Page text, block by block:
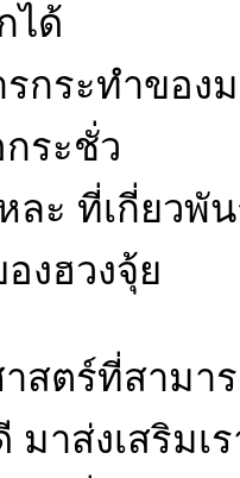
ได้
กระทำของ
ระชั่ว
ละ ที่เกี่ยวพั
งฮวงจุ้ย
สตร์ที่สามา
มาส่งเสริมเ